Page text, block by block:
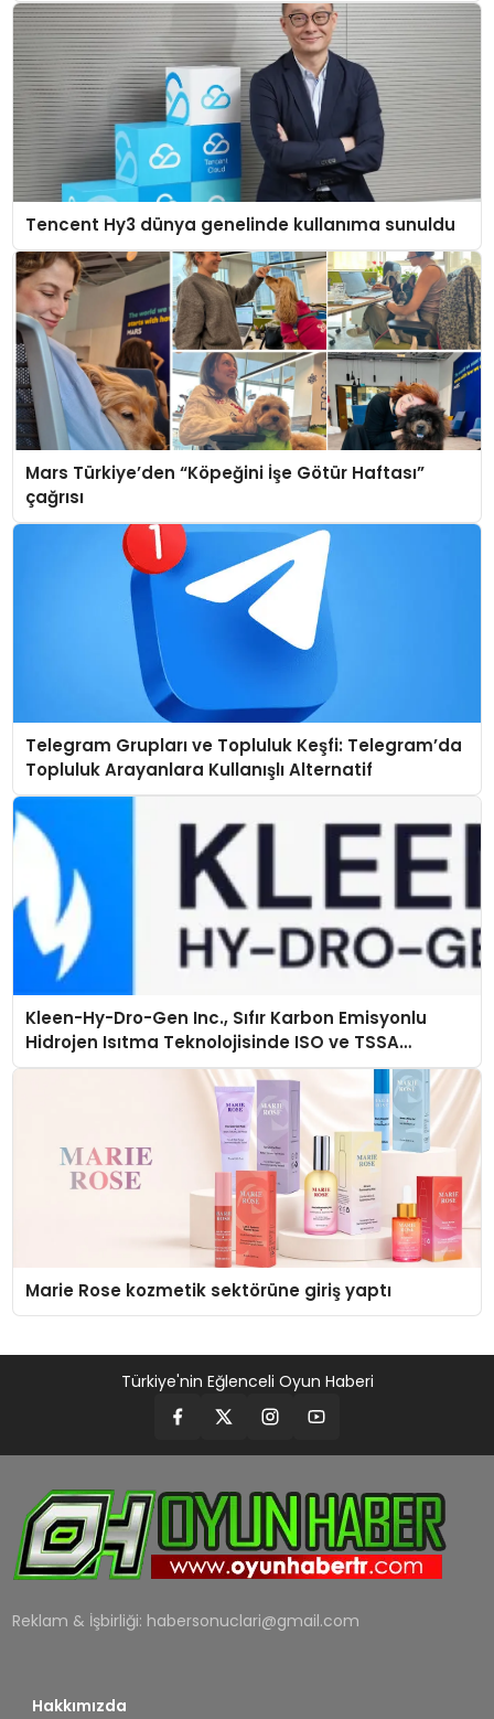
Tencent Hy3 dünya genelinde kullanıma sunuldu
Mars Türkiye’den “Köpeğini İşe Götür Haftası”
çağrısı
Telegram Grupları ve Topluluk Keşfi: Telegram’da
Topluluk Arayanlara Kullanışlı Alternatif
Kleen-Hy-Dro-Gen Inc., Sıfır Karbon Emisyonlu
Hidrojen Isıtma Teknolojisinde ISO ve TSSA
Düzenleyici Onaylarını Aldı
Marie Rose kozmetik sektörüne giriş yaptı
Türkiye'nin Eğlenceli Oyun Haberi
Reklam & İşbirliği: habersonuclari@gmail.com
Hakkımızda